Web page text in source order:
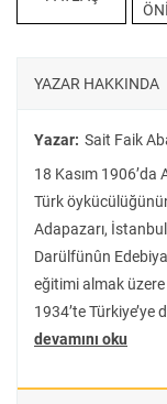
barındırıyor.
“şu İstanbul denilen
bekleyen bu kitap, bir
YAZAR HAKKINDA
Yazar: Sait Faik
18 Kasım 1906’da
Türk
Adapazarı,
Darülfünûn
eğitimi almak üzere
1934’te Türkiye’ye
devamını oku